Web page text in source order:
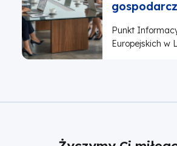
Punkt
Europejskich w